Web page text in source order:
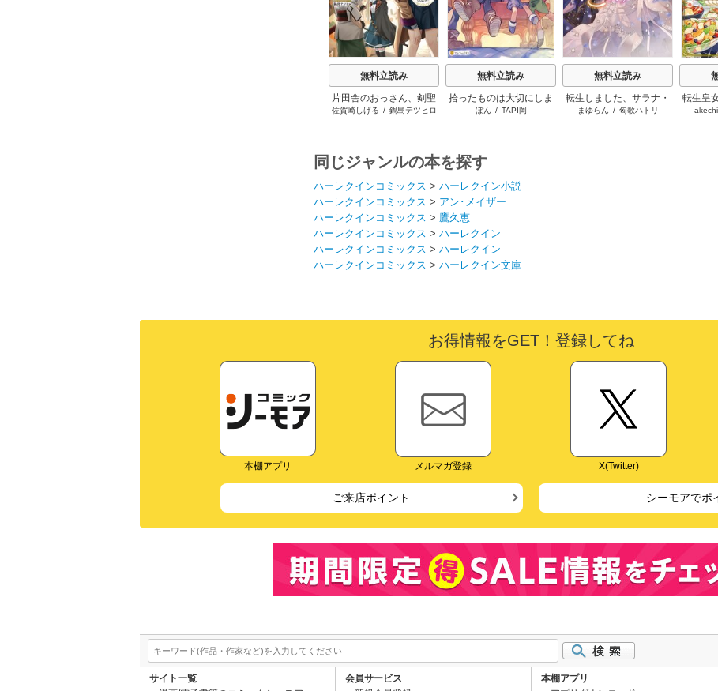
無料立読み
片田舎のおっさん、剣聖
になる ～ただの田舎の
ってくれない件～
佐賀崎しげる / 鍋島テツヒロ
無料立読み
拾ったものは大切にしま
しょう ～子狼に気に入ら
ぽん / TAPI岡
無料立読み
転生しました、サラナ・
キンジェです。ごきげん
まゆらん / 匈歌ハトリ
転生皇
に溺愛
akechi
同じジャンルの本を探す
ハーレクインコミックス > ハーレクイン小説
ハーレクインコミックス > アン･メイザー
ハーレクインコミックス > 鷹久恵
ハーレクインコミックス > ハーレクイン
ハーレクインコミックス > ハーレクイン
ハーレクインコミックス > ハーレクイン文庫
お得情報をGET！登録してね
本棚アプリ メルマガ登録 X(Twitter)
ご来店ポイント シーモアでポ
サイト一覧
会員サービス
本棚アプリ